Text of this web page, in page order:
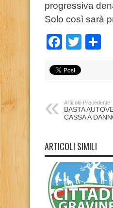
progressiva
Solo così sarà
Articolo Precedente
BASTA
CASSA A
ARTICOLI SIMILI